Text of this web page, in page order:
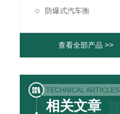
防爆式汽车衡
查看全部产品 >>
TECHNICAL ARTICLES
相关文章